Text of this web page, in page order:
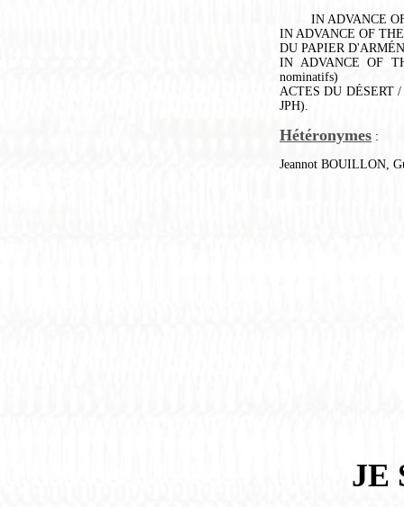
IN ADVANCE
IN ADVANCE OF
DU PAPIER
IN ADVANCE OF
nominatifs)
ACTES DU DÉSERT /
JPH).
Hétéronymes :
Jeannot BOUILLON,
JE